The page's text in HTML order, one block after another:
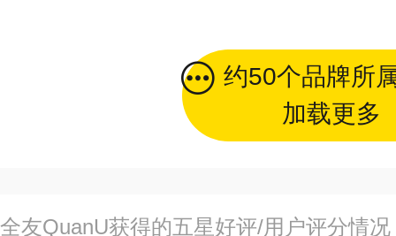
约50个品牌所
加载更多
全友QuanU获得的五星好评/用户评分情况